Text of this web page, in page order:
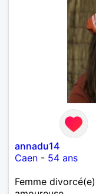
annadu14
Caen - 54 ans
Femme